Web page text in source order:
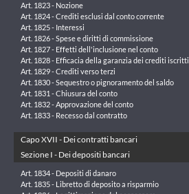
Art. 1823 - Nozione
Art. 1824 - Crediti esclusi dal conto corrente
Art. 1825 - Interessi
Art. 1826 - Spese e diritti di commissione
Art. 1827 - Effetti dell'inclusione nel conto
Art. 1828 - Efficacia della garanzia dei crediti iscritti
Art. 1829 - Crediti verso terzi
Art. 1830 - Sequestro o pignoramento del saldo
Art. 1831 - Chiusura del conto
Art. 1832 - Approvazione del conto
Art. 1833 - Recesso dal contratto
Capo XVII - Dei contratti bancari
Sezione I - Dei depositi bancari
Art. 1834 - Depositi di danaro
Art. 1835 - Libretto di deposito a risparmio